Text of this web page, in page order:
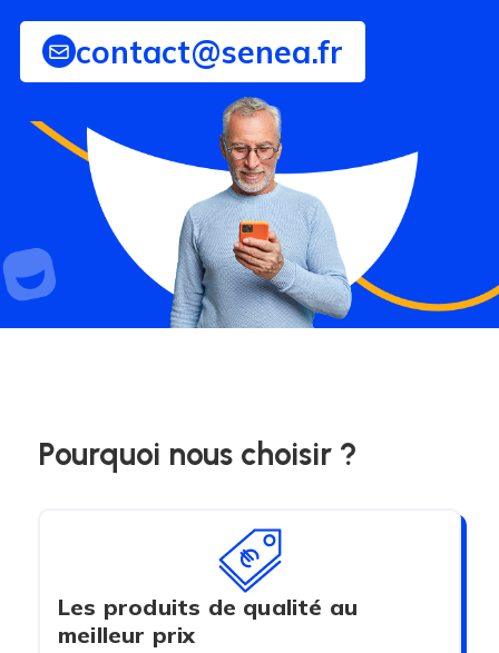
contact@senea.fr
Pourquoi nous choisir ?
Les produits de qualité au
meilleur prix